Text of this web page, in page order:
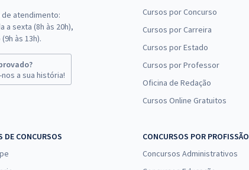
de atendimento:
a sexta (8h às 20h),
às 13h).
nos a sua história!
Cursos por Concurso
Cursos por Carreira
Cursos por Estado
Cursos por Professor
Oficina de Redação
Cursos Online Gratuitos
DE CONCURSOS
CONCURSOS POR PROFISSÃO
Concursos Administrativos